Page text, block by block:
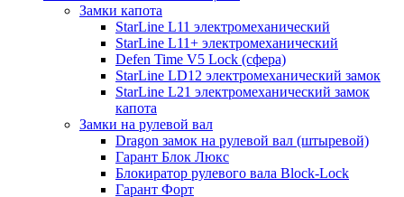
Замки капота
StarLine L11 электромеханический
StarLine L11+ электромеханический
Defen Time V5 Lock (сфера)
StarLine LD12 электромеханический замок
StarLine L21 электромеханический замок
капота
Замки на рулевой вал
Dragon замок на рулевой вал (штыревой)
Гарант Блок Люкс
Блокиратор рулевого вала Block-Lock
Гарант Форт